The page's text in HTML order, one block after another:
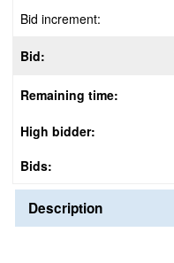
Bid increment:
Bid:
Remaining time:
High bidder:
Bids:
Description